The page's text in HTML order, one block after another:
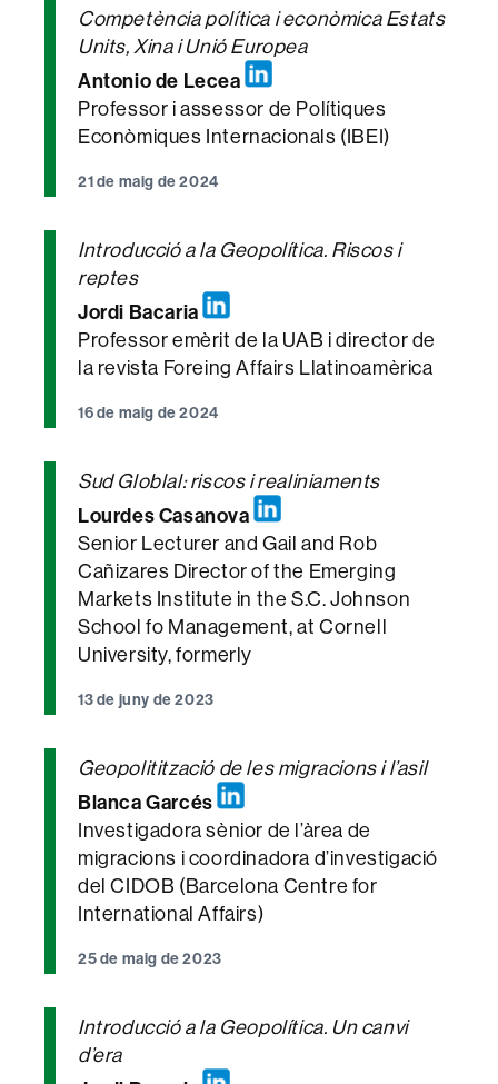
Competència política i econòmica Estats
Units, Xina i Unió Europea
Antonio de Lecea
Professor i assessor de Polítiques
Econòmiques Internacionals (IBEI)
21 de maig de 2024
Introducció a la Geopolítica. Riscos i
reptes
Jordi Bacaria
Professor emèrit de la UAB i director de
la revista Foreing Affairs Llatinoamèrica
16 de maig de 2024
Sud Globlal: riscos i realiniaments
Lourdes Casanova
Senior Lecturer and Gail and Rob
Cañizares Director of the Emerging
Markets Institute in the S.C. Johnson
School fo Management, at Cornell
University, formerly
13 de juny de 2023
Geopolitització de les migracions i l’asil
Blanca Garcés
Investigadora sènior de l’àrea de
migracions i coordinadora d’investigació
del CIDOB (Barcelona Centre for
International Affairs)
25 de maig de 2023
Introducció a la Geopolítica. Un canvi
d’era